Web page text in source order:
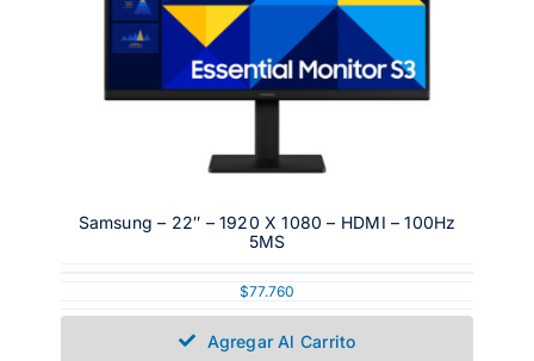
Samsung – 22″ – 1920 X 1080 – HDMI – 100Hz
5MS
$77.760
Agregar Al Carrito